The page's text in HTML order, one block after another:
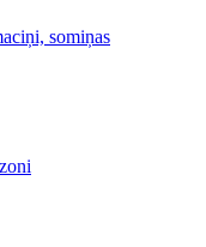
somiņas